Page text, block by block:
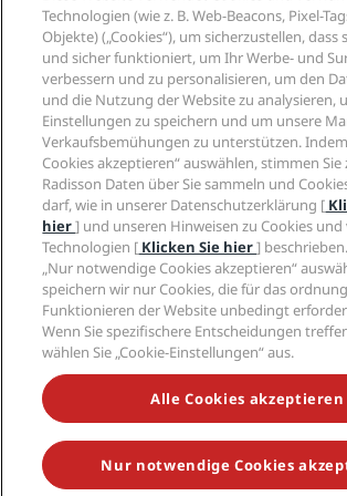
Radisson Hotels APP
„Sports Approved“-Hotels
Familienfreundliche Hotels
Gesundheit & Sicherheit
Radisson Hotel Group
Medien
Karriere RHG
Karriere PPHE
Karrieren EHL
The Club by RHG
Entwicklungsmöglichkeiten
Responsible Business – Unser Engagement
Einkauf
Rechtliches
Privacy Centre
Rechtliche Hinweise
Radisson Rewards Geschäftsbedingungen
Website-Nutzungsvereinbarung
Digitale Barrierefreiheit
Moderne Sklaverei – Erklärung
Hilfe
Verbrauchermeldungen
Kontakt
FAQ
Inhaltsübersicht
Soziale Medien
Marken von Radisson Hotels
VERPASSEN SIE NIEMALS UNSERE
ANGEBOTE
© 2026 Radisson Hotel Group.Alle Rechte
Hotel Group, Radisson, Radisson RED, Radisson Blu,
Technologien (wie z. B. Web-Beacons, Pixel-
Objekte) („Cookies“), um sicherzustellen, dass
und sicher funktioniert, um Ihr Werbe- und
verbessern und zu personalisieren, um den
und die Nutzung der Website zu analysieren,
Einstellungen zu speichern und um unsere
Verkaufsbemühungen zu unterstützen. Indem
Cookies akzeptieren“ auswählen, stimmen Sie
Radisson Daten über Sie sammeln und
darf, wie in unserer Datenschutzerklärung [
hier] und unseren Hinweisen zu Cookies
Technologien [ Klicken Sie hier]
„Nur notwendige Cookies akzeptieren“
speichern wir nur Cookies, die für das
Funktionieren der Website unbedingt
Wenn Sie spezifischere Entscheidungen
wählen Sie „Cookie-Einstellungen“ aus.
Alle Cookies akzeptieren
Nur notwendige Cookies